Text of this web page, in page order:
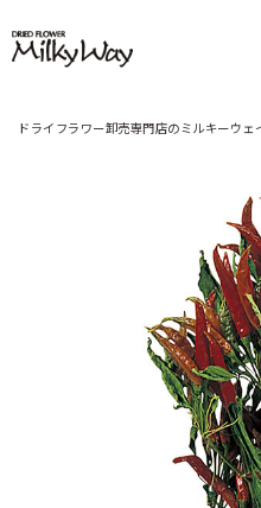
ドライフラワー卸売専門店のミルキーウェ